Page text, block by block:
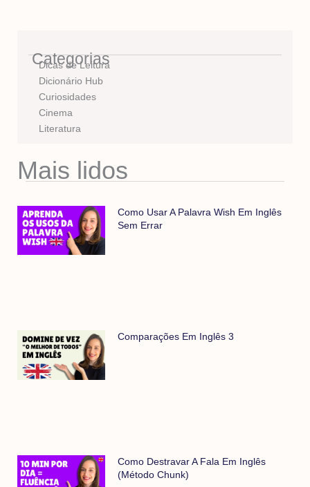
Categorias
Dicas de Leitura
Dicionário Hub
Curiosidades
Cinema
Literatura
Mais lidos
Como Usar A Palavra Wish Em Inglês
Sem Errar
Comparações Em Inglês 3
Como Destravar A Fala Em Inglês
(método Chunk)